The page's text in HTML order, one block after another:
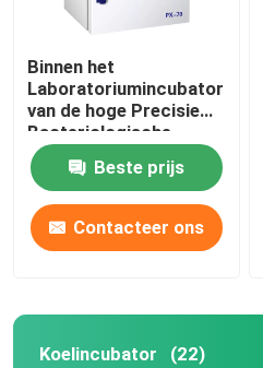
Binnen het
Laboratoriumincubator
van de hoge Precisie
Bacteriologische
Incubator SUS304
Beste prijs
Contacteer ons
Koelincubator (22)